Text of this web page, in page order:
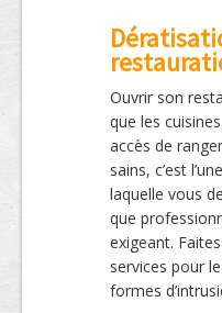
Ouvrir son
que les
accès de
sains, c’est
laquelle vous
que
exigeant.
services pour
formes